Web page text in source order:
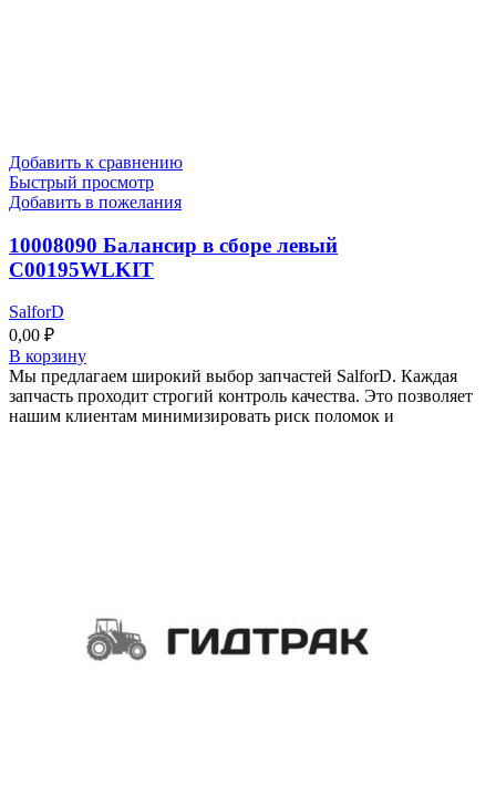
Добавить к сравнению
Быстрый просмотр
Добавить в пожелания
10008090 Балансир в сборе левый
C00195WLKIT
SalforD
0,00 ₽
В корзину
Мы предлагаем широкий выбор запчастей SalforD. Каждая
запчасть проходит строгий контроль качества. Это позволяет
нашим клиентам минимизировать риск поломок и